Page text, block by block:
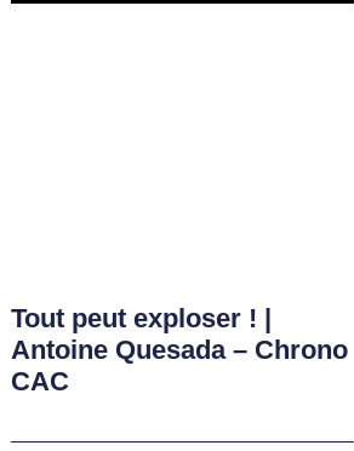
Tout peut exploser ! |
Antoine Quesada – Chrono
CAC